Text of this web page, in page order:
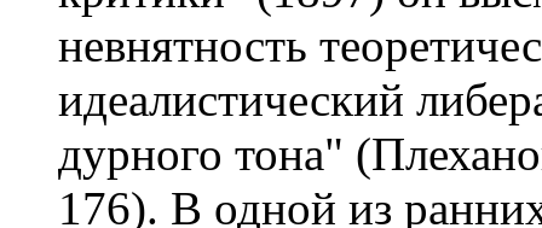
невнятность
идеалистический
дурного тона"
176). В одной из